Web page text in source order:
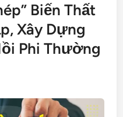
Biến Thất
Xây Dựng
Phi Thường